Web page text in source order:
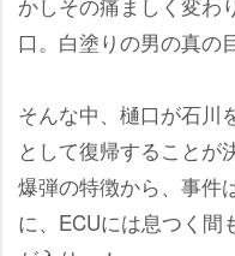
口。白塗りの男の真の
そんな中、樋口が石川
として復帰することが
爆弾の特徴から、事件
に、ECUには息つく間